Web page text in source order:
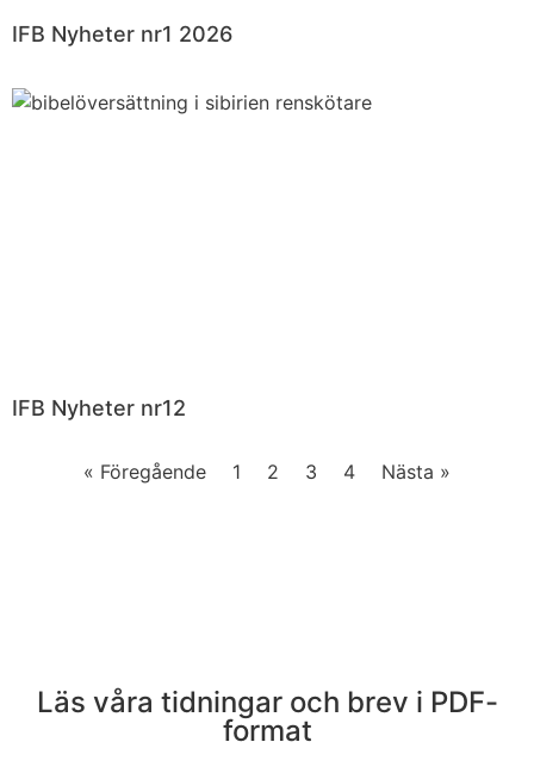
IFB Nyheter nr1 2026
IFB Nyheter nr12
« Föregående 1 2 3 4 Nästa »
Läs våra tidningar och brev i PDF-
format